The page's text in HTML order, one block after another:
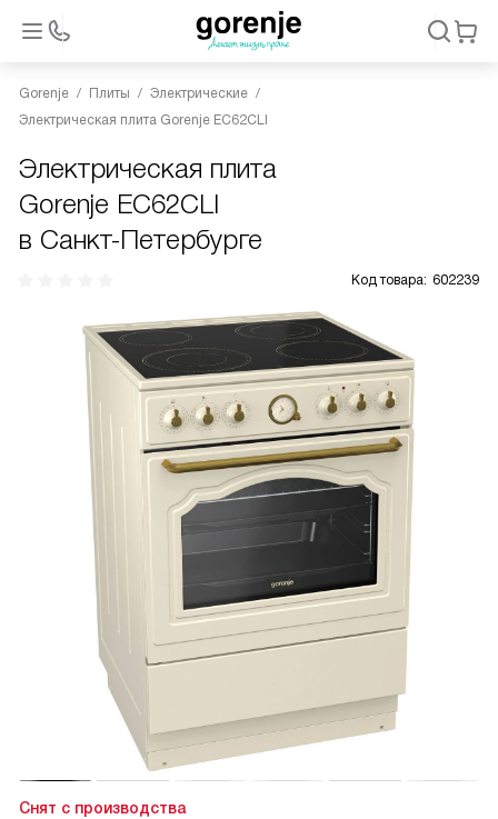
Gorenje Плиты
Электрические
Электрическая плита Gorenje EC62CLI
Электрическая плита
Gorenje EC62CLI
в Санкт-Петербурге
Код товара: 602239
Снят с производства